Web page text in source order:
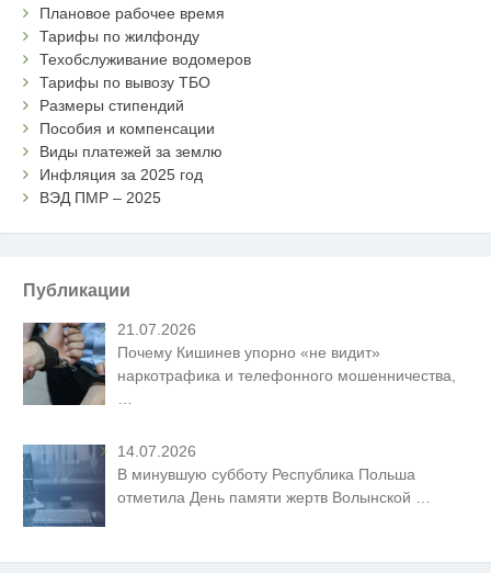
Плановое рабочее время
Тарифы по жилфонду
Техобслуживание водомеров
Тарифы по вывозу ТБО
Размеры стипендий
Пособия и компенсации
Виды платежей за землю
Инфляция за 2025 год
ВЭД ПМР – 2025
Публикации
21.07.2026
Почему Кишинев упорно «не видит»
наркотрафика и телефонного мошенничества,
14.07.2026
В минувшую субботу Республика Польша
отметила День памяти жертв Волынской